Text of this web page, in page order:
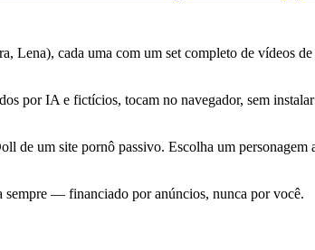
cada uma com um set completo de vídeos
por IA e fictícios, tocam no navegador, sem
de um site pornô passivo. Escolha um
sempre — financiado por anúncios, nunca por você.